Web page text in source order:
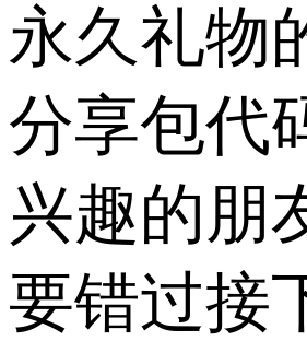
永久礼物
分享包代
兴趣的朋
要错过接